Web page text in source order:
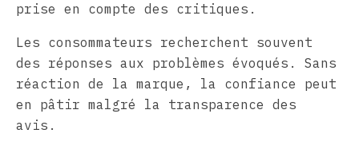
prise en compte des critiques.
Les consommateurs recherchent souvent
des réponses aux problèmes évoqués. Sans
réaction de la marque, la confiance peut
en pâtir malgré la transparence des
avis.